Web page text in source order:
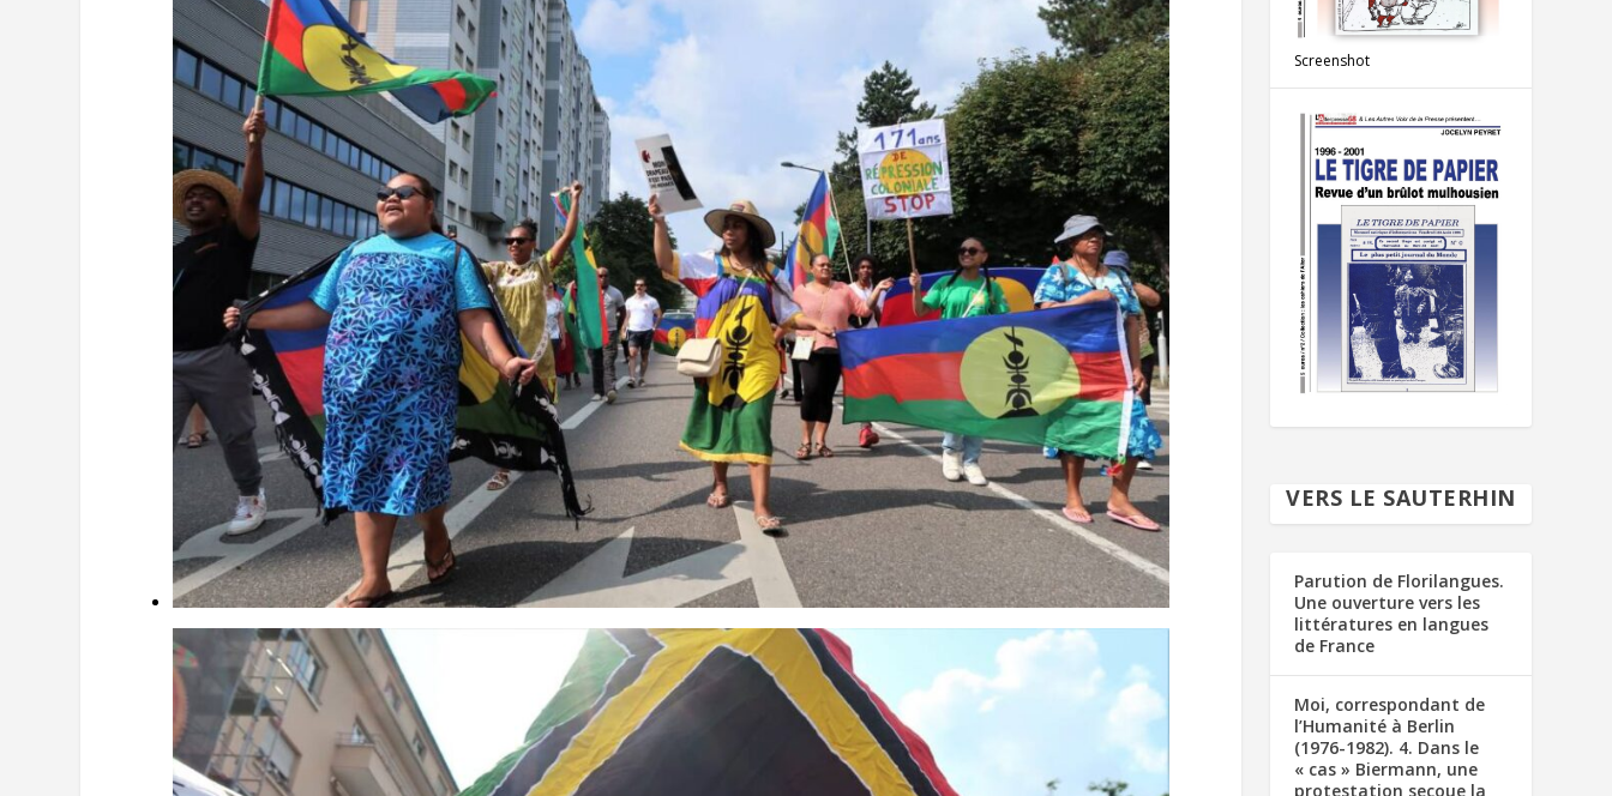
Screenshot
VERS LE SAUTERHIN
Parution de Florilangues.
Une ouverture vers les
littératures en langues
de France
Moi, correspondant de
l’Humanité à Berlin
(1976-1982). 4. Dans le
« cas » Biermann, une
protestation secoue la